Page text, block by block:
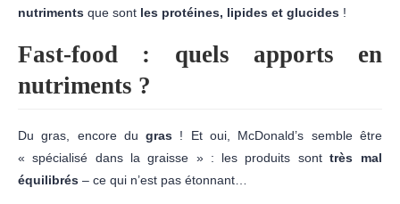
nutriments que sont les protéines, lipides et glucides !
Fast-food : quels apports en
nutriments ?
Du gras, encore du gras ! Et oui, McDonald’s semble être
« spécialisé dans la graisse » : les produits sont très mal
équilibrés – ce qui n’est pas étonnant…